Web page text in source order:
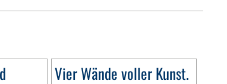
Vier Wände voller Kunst.